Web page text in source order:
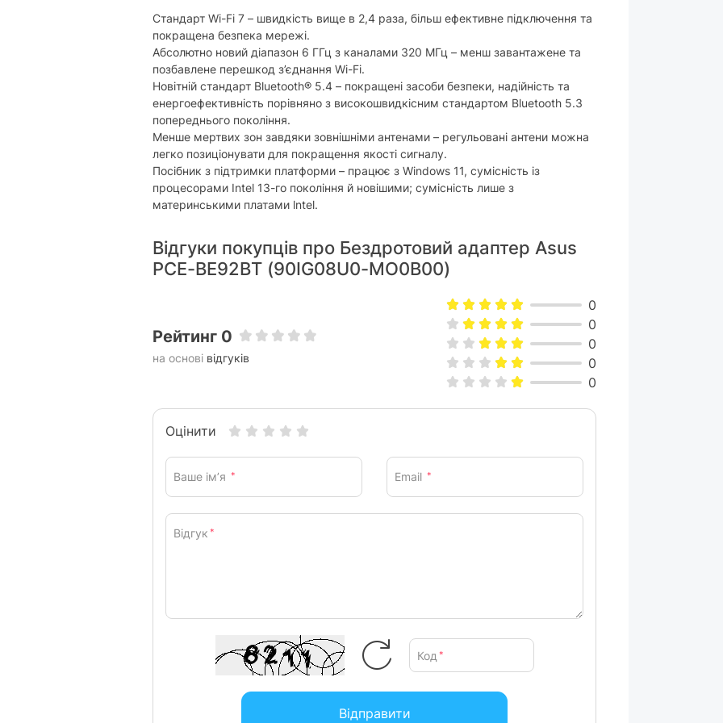
Стандарт Wi-Fi 7 – швидкість вище в 2,4 раза, більш ефективне підключення та
покращена безпека мережі.
Абсолютно новий діапазон 6 ГГц з каналами 320 МГц – менш завантажене та
позбавлене перешкод з’єднання Wi-Fi.
Новітній стандарт Bluetooth® 5.4 – покращені засоби безпеки, надійність та
енергоефективність порівняно з високошвидкісним стандартом Bluetooth 5.3
попереднього покоління.
Менше мертвих зон завдяки зовнішніми антенами – регульовані антени можна
легко позиціонувати для покращення якості сигналу.
Посібник з підтримки платформи – працює з Windows 11, сумісність із
процесорами Intel 13-го покоління й новішими; сумісність лише з
материнськими платами lntel.
Відгуки покупців про Бездротовий адаптер Asus
PCE-BE92BT (90IG08U0-MO0B00)
Рейтинг 0
на основі відгуків
0
0
0
0
0
Оцінити
Ваше ім’я * Email *
Відгук *
Код *
Відправити